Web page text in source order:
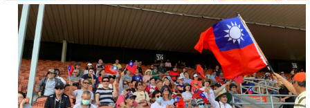
總統農曆春節談話
台美貿易協議完成簽署達成6大目標、創5大歷史
性突破 總統強調將以3大面向加速臺灣經濟轉型
升級 籲請立院全力支持並盡速通過
臺美簽署「對等貿易協定」確立對等關稅15%且不
疊加 我輸美2072項產品豁免對等關稅
總統接受「法新社」（AFP）專訪內容